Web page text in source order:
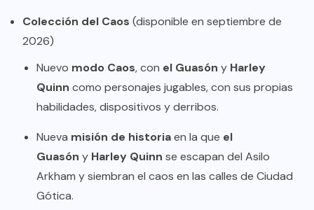
Colección del Caos (disponible en septiembre de
2026)
Nuevo modo Caos, con el Guasón y Harley
Quinn como personajes jugables, con sus propias
habilidades, dispositivos y derribos.
Nueva misión de historiaen la que el
Guasón y Harley Quinn se escapan del Asilo
Arkham y siembran el caos en las calles de Ciudad
Gótica.